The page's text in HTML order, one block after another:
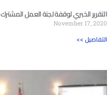
التقرير الخبري لوقفة لجنة العمل المشترك
November 17, 2020
<< التفاصيل